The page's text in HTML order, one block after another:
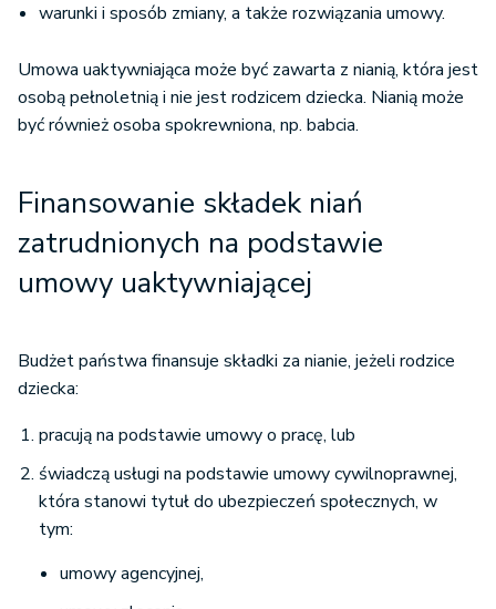
warunki i sposób zmiany, a także rozwiązania umowy.
Umowa uaktywniająca może być zawarta z nianią, która jest
osobą pełnoletnią i nie jest rodzicem dziecka. Nianią może
być również osoba spokrewniona, np. babcia.
Finansowanie składek niań
zatrudnionych na podstawie
umowy uaktywniającej
Budżet państwa finansuje składki za nianie, jeżeli rodzice
dziecka:
pracują na podstawie umowy o pracę, lub
świadczą usługi na podstawie umowy cywilnoprawnej,
która stanowi tytuł do ubezpieczeń społecznych, w
tym:
umowy agencyjnej,